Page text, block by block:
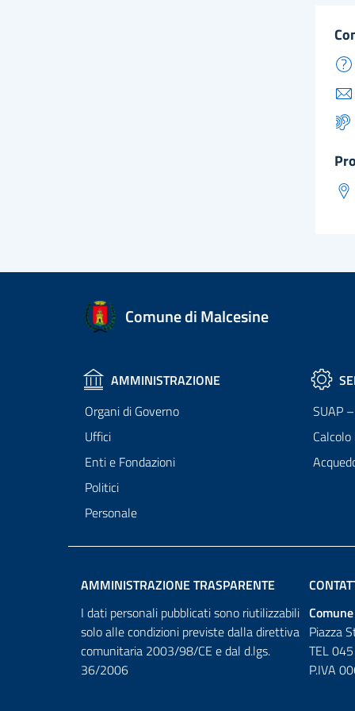
Comune di Malcesine
AMMINISTRAZIONE
Organi di Governo
Uffici
Enti e Fondazioni
Politici
Personale
SUAP
AMMINISTRAZIONE TRASPARENTE
I dati personali pubblicati sono riutilizzabili
solo alle condizioni previste dalla direttiva
comunitaria 2003/98/CE e dal d.lgs.
36/2006
Piazza
TEL
P.IVA